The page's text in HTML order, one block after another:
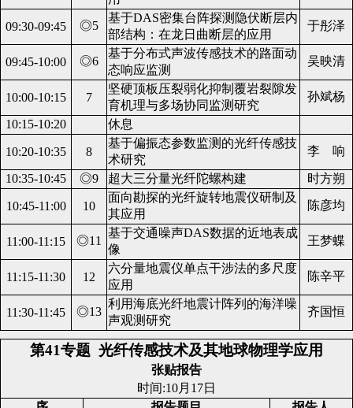
09:30-09:45 ◎5
基于DAS密集台阵探测隐伏断层内
部结构：在龙日曲断层的应用
于彤泽
09:45-10:00 ◎6
基于分布式声波传感技术的路面动
态响应监测
吴映清
10:00-10:15 7
坚硬顶板压裂弱化抑制覆岩裂隙发
育机理与多场协同监测研究
孙斌杨
10:15-10:20 休息
10:20-10:35 8
基于偏振态参数监测的光纤传感技
术研究
李 响
10:35-10:45 ◎9 超大三分量光纤陀螺构建 时方朔
10:45-11:00 10
面向勘探的光纤旋转地震仪研制及
其应用
陈彦均
11:00-11:15 ◎11
基于交通噪声DAS数据的近地表成
像
王梦蝶
11:15-11:30 12
六分量地震仪单点干涉法的多尺度
应用
陈辛平
11:30-11:45 ◎13
利用海底光纤地震计阵列的海洋噪
声观测研究
齐国恒
第41专题 光纤传感技术及其地球物理学应用
张贴报告
时间:10月17日